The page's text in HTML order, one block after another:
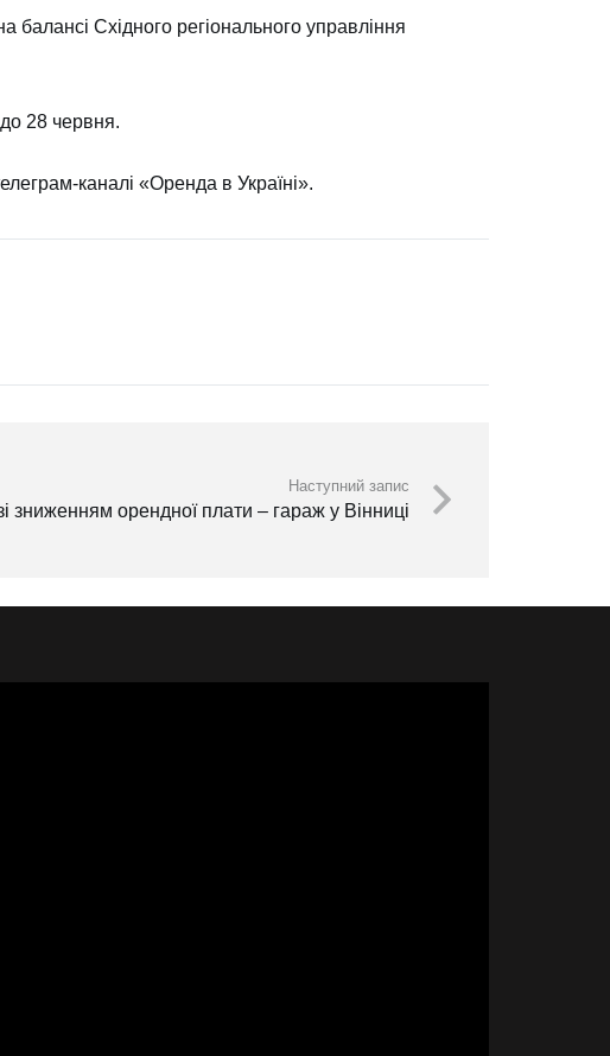
Східного регіонального управління
до 28 червня.
каналі «Оренда в Україні».
Наступний запис
зниженням орендної плати – гараж у Вінниці